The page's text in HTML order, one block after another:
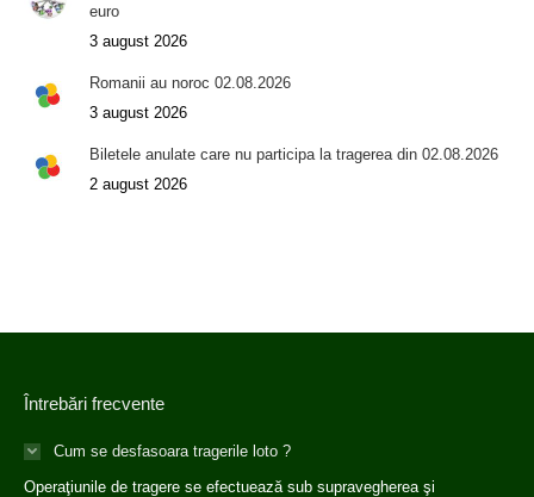
euro
3 august 2026
Romanii au noroc 02.08.2026
3 august 2026
Biletele anulate care nu participa la tragerea din 02.08.2026
2 august 2026
Întrebări frecvente
Cum se desfasoara tragerile loto ?
Operaţiunile de tragere se efectuează sub supravegherea şi